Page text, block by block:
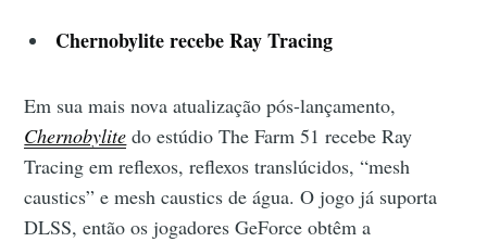
Chernobylite recebe Ray Tracing
Em sua mais nova atualização pós-lançamento,
Chernobylite do estúdio The Farm 51 recebe Ray
Tracing em reflexos, reflexos translúcidos, “mesh
caustics” e mesh caustics de água. O jogo já suporta
DLSS, então os jogadores GeForce obtêm a